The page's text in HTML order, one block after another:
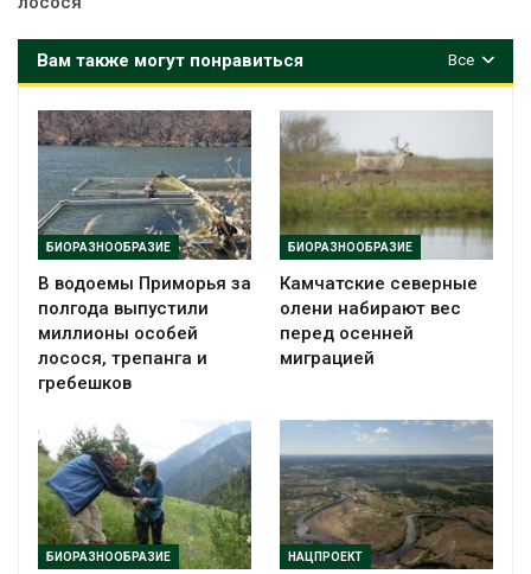
Все
Вам также могут понравиться
БИОРАЗНООБРАЗИЕ
В водоемы Приморья за
полгода выпустили
миллионы особей
лосося, трепанга и
гребешков
БИОРАЗНООБРАЗИЕ
Камчатские северные
олени набирают вес
перед осенней
миграцией
БИОРАЗНООБРАЗИЕ НАЦПРОЕКТ